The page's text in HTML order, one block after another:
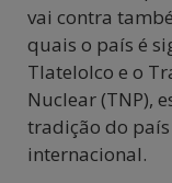
vai contra
quais o país é
Tlatelolco e o
Nuclear (TNP),
tradição do país
internacional.